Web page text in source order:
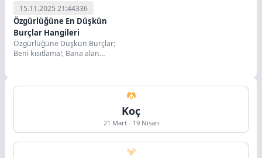
15.11.2025 21:44336
Özgürlüğüne En Düşkün
Burçlar Hangileri
Özgürlüğüne Düşkün Burçlar;
Beni kısıtlama!, Bana alan
size...
Koç
21 Mart - 19 Nisan